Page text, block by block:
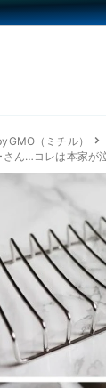
（ミチル）
さん…コレは本家が